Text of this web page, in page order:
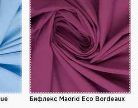
Бифлекс Madrid Eco Bordeaux